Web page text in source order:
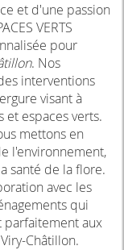
et d'une passion
VERTS
pour
. Nos
interventions
visant à
espaces verts.
mettons en
l'environnement,
santé de la flore.
avec les
qui
aux
Châtillon.